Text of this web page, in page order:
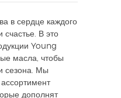
в сердце каждого
счастье. В это
Young
масла, чтобы
сезона. Мы
дополнят